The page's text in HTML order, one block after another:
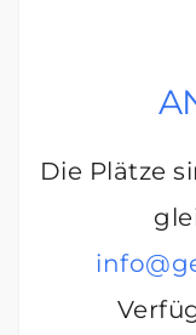
Die Plätze